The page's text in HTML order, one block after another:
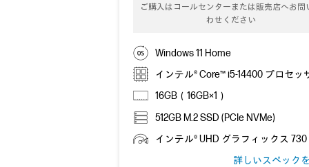
ご購入はコールセンターまたは販売店へお問
わせください
Windows 11 Home
インテル® Core™ i5-14400 プロセッ
16GB（16GB×1）
512GB M.2 SSD (PCIe NVMe)
インテル® UHD グラフィックス 730
詳しいスペック